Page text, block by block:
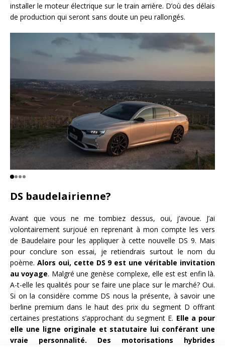
installer le moteur électrique sur le train arrière. D’où des délais
de production qui seront sans doute un peu rallongés.
DS baudelairienne?
Avant que vous ne me tombiez dessus, oui, j’avoue. J’ai
volontairement surjoué en reprenant à mon compte les vers
de Baudelaire pour les appliquer à cette nouvelle DS 9. Mais
pour conclure son essai, je retiendrais surtout le nom du
poème. Alors oui, cette DS 9 est une véritable invitation
au voyage. Malgré une genèse complexe, elle est est enfin là.
A-t-elle les qualités pour se faire une place sur le marché? Oui.
Si on la considère comme DS nous la présente, à savoir une
berline premium dans le haut des prix du segment D offrant
certaines prestations s’approchant du segment E. Elle a pour
elle une ligne originale et statutaire lui conférant une
vraie personnalité. Des motorisations hybrides